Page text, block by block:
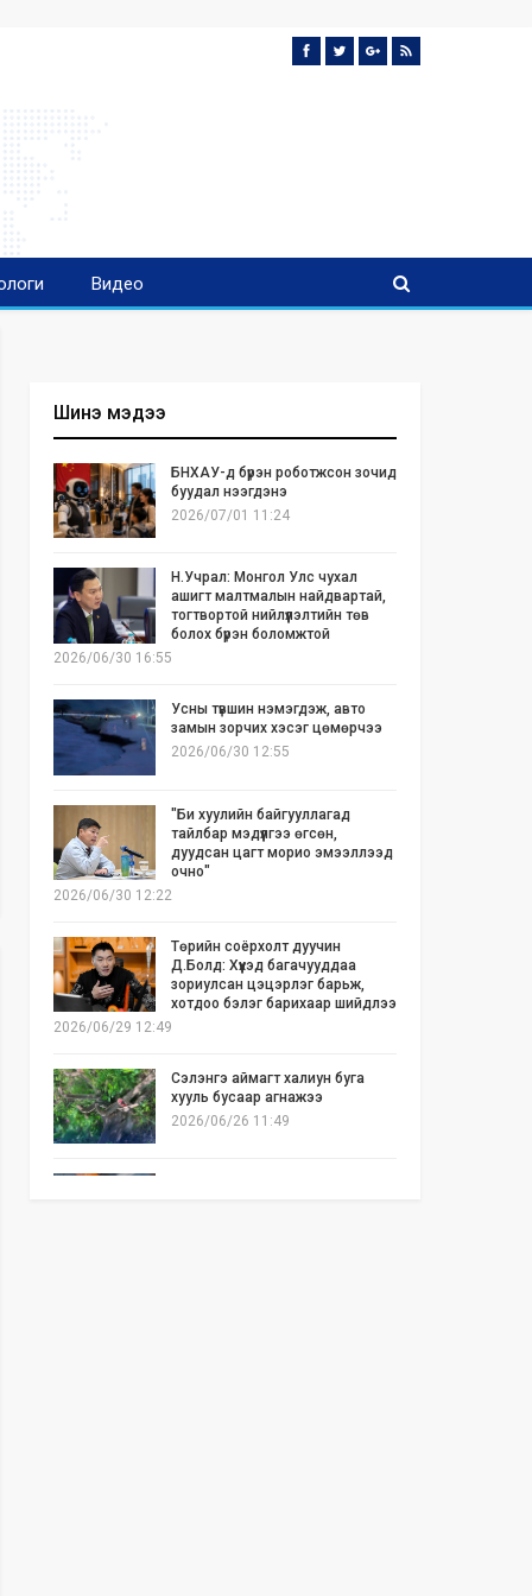
Видео
Шинэ мэдээ
БНХАУ-д бүрэн роботжсон зочид
буудал нээгдэнэ
2026/07/01 11:24
Н.Учрал: Монгол Улс чухал
ашигт малтмалын найдвартай,
тогтвортой нийлүүлэлтийн төв
болох бүрэн боломжтой
2026/06/30 16:55
Усны түвшин нэмэгдэж, авто
замын зорчих хэсэг цөмөрчээ
2026/06/30 12:55
"Би хуулийн байгууллагад
тайлбар мэдүүлгээ өгсөн,
дуудсан цагт морио эмээллээд
очно"
2026/06/30 12:22
Төрийн соёрхолт дуучин
Д.Болд: Хүүхэд багачууддаа
зориулсан цэцэрлэг барьж,
хотдоо бэлэг барихаар шийдлээ
2026/06/29 12:49
Сэлэнгэ аймагт халиун буга
хууль бусаар агнажээ
2026/06/26 11:49